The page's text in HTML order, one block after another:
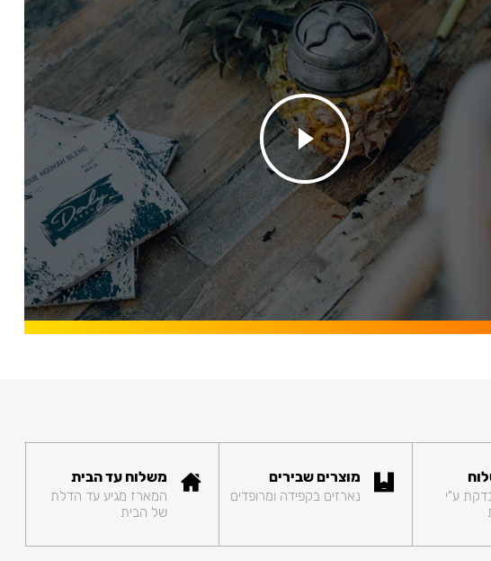
ע"י
מוצרים שבירים
נארזים בקפידה ומרופדים
משלוח עד הבית
המארז מגיע עד הדלת
של הבית